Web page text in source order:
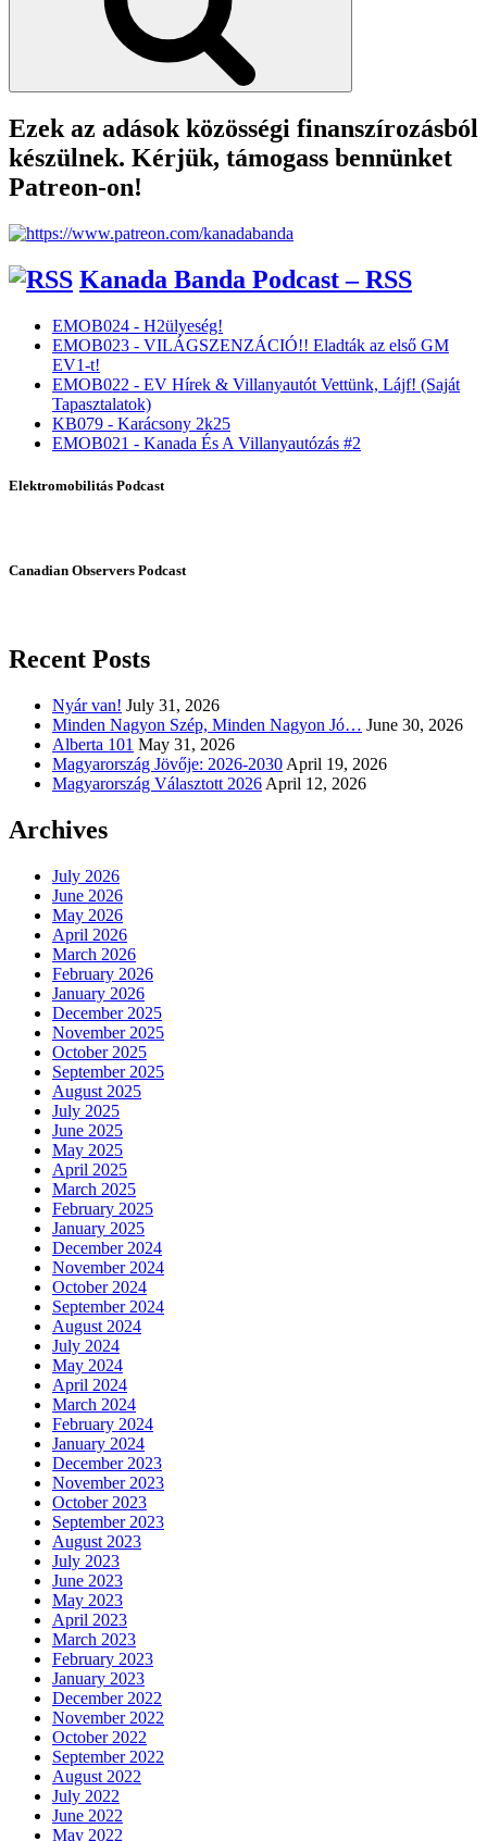
Ezek az adások közösségi finanszírozásból
készülnek. Kérjük, támogass bennünket
Patreon-on!
Kanada Banda Podcast – RSS
EMOB024 - H2ülyeség!
EMOB023 - VILÁGSZENZÁCIÓ!! Eladták az első GM
EV1-t!
EMOB022 - EV Hírek & Villanyautót Vettünk, Lájf! (Saját
Tapasztalatok)
KB079 - Karácsony 2k25
EMOB021 - Kanada És A Villanyautózás #2
Elektromobilitás Podcast
Canadian Observers Podcast
Recent Posts
Nyár van! July 31, 2026
Minden Nagyon Szép, Minden Nagyon Jó… June 30, 2026
Alberta 101 May 31, 2026
Magyarország Jövője: 2026-2030 April 19, 2026
Magyarország Választott 2026 April 12, 2026
Archives
July 2026
June 2026
May 2026
April 2026
March 2026
February 2026
January 2026
December 2025
November 2025
October 2025
September 2025
August 2025
July 2025
June 2025
May 2025
April 2025
March 2025
February 2025
January 2025
December 2024
November 2024
October 2024
September 2024
August 2024
July 2024
May 2024
April 2024
March 2024
February 2024
January 2024
December 2023
November 2023
October 2023
September 2023
August 2023
July 2023
June 2023
May 2023
April 2023
March 2023
February 2023
January 2023
December 2022
November 2022
October 2022
September 2022
August 2022
July 2022
June 2022
May 2022